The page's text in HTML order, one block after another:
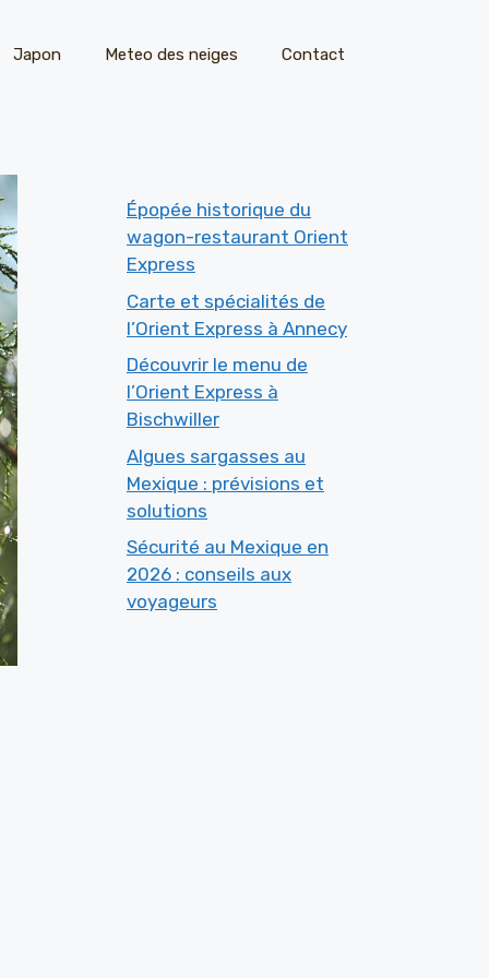
Japon Meteo des neiges Contact
Épopée historique du
wagon-restaurant Orient
Express
Carte et spécialités de
l’Orient Express à Annecy
Découvrir le menu de
l’Orient Express à
Bischwiller
Algues sargasses au
Mexique : prévisions et
solutions
Sécurité au Mexique en
2026 : conseils aux
voyageurs